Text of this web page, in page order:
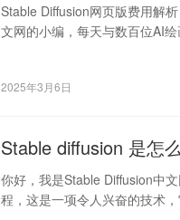
Stable Diffusion网页版费用解
文网的小编，每天与数百位AI
2025年3月6日
Stable diffusion 是怎
你好，我是Stable Diffusion中
程，这是一项令人兴奋的技术